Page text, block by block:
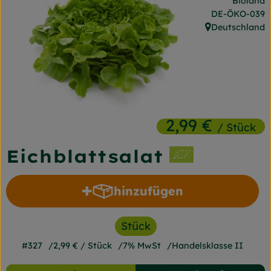
Frischetheke
Naturkost
Getränke
Gartensaison
So geht's
Unsere Kisten
Blog
Jetzt bestellen
Eichblattsalat
2,99 €/ Stück
,
DE-ÖKO-039
, Herkunft:
Deutschland
hinzufügen
Produkt zum Warenkorb
Stück
#327 2,99 € / Stück 7% MwSt Handelsklasse II